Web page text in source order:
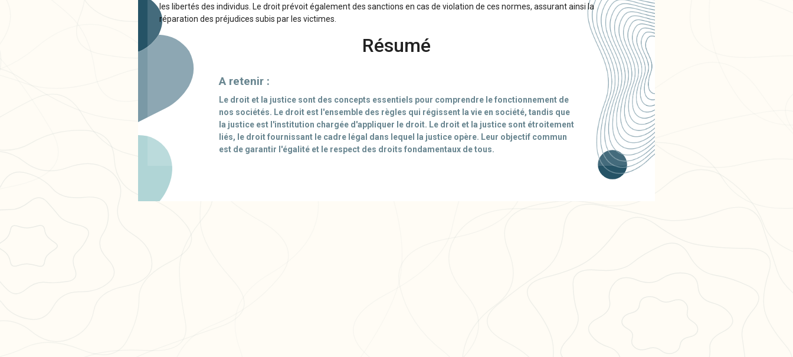
les libertés des individus. Le droit prévoit également des sanctions en cas de violation de ces normes, assurant ainsi la
réparation des préjudices subis par les victimes.
Résumé
A retenir :
Le droit et la justice sont des concepts essentiels pour comprendre le fonctionnement de
nos sociétés. Le droit est l'ensemble des règles qui régissent la vie en société, tandis que
la justice est l'institution chargée d'appliquer le droit. Le droit et la justice sont étroitement
liés, le droit fournissant le cadre légal dans lequel la justice opère. Leur objectif commun
est de garantir l'égalité et le respect des droits fondamentaux de tous.